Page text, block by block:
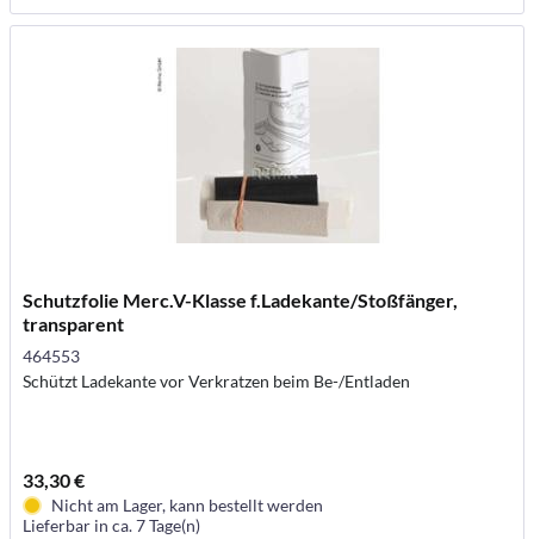
Schutzfolie Merc.V-Klasse f.Ladekante/Stoßfänger,
transparent
464553
Schützt Ladekante vor Verkratzen beim Be-/Entladen
33,30 €
Nicht am Lager, kann bestellt werden
Lieferbar in ca. 7 Tage(n)